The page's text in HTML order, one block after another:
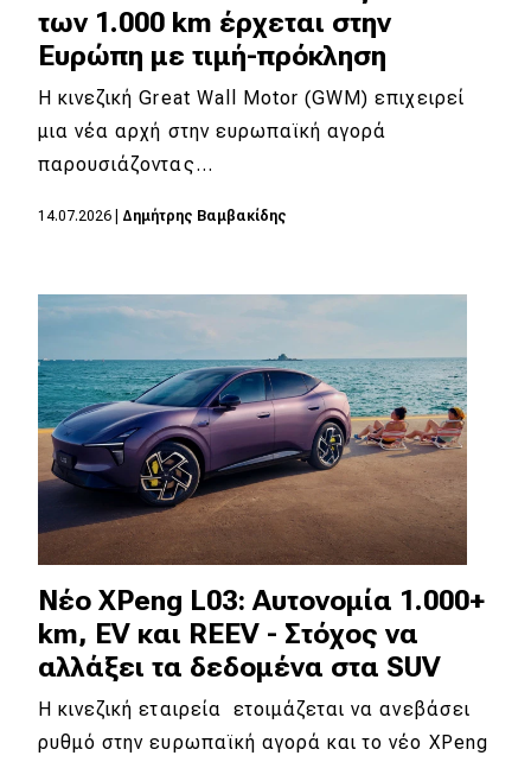
των 1.000 km έρχεται στην
Ευρώπη με τιμή-πρόκληση
Η κινεζική Great Wall Motor (GWM) επιχειρεί
μια νέα αρχή στην ευρωπαϊκή αγορά
παρουσιάζοντας…
14.07.2026 Δημήτρης Βαμβακίδης
Νέο XPeng L03: Αυτονομία 1.000+
km, EV και REEV - Στόχος να
αλλάξει τα δεδομένα στα SUV
Η κινεζική εταιρεία ετοιμάζεται να ανεβάσει
ρυθμό στην ευρωπαϊκή αγορά και το νέο XPeng